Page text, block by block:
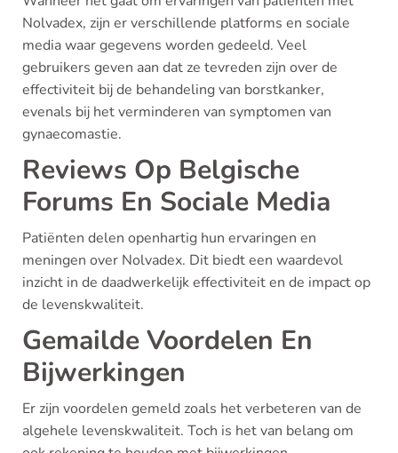
Nolvadex, zijn er verschillende platforms en sociale
media waar gegevens worden gedeeld. Veel
gebruikers geven aan dat ze tevreden zijn over de
effectiviteit bij de behandeling van borstkanker,
evenals bij het verminderen van symptomen van
gynaecomastie.
Reviews Op Belgische
Forums En Sociale Media
Patiënten delen openhartig hun ervaringen en
meningen over Nolvadex. Dit biedt een waardevol
inzicht in de daadwerkelijk effectiviteit en de impact op
de levenskwaliteit.
Gemailde Voordelen En
Bijwerkingen
Er zijn voordelen gemeld zoals het verbeteren van de
algehele levenskwaliteit. Toch is het van belang om